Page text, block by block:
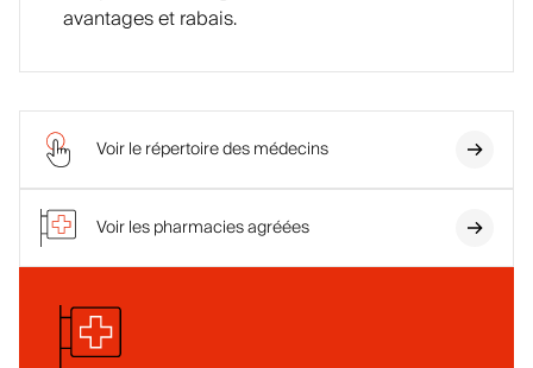
avantages et rabais.
Voir le répertoire des médecins
Voir les pharmacies agréées